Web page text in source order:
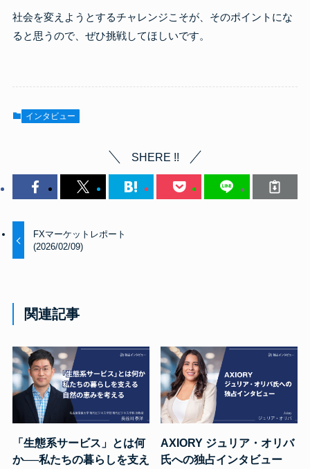
社会を変えようとするチャレンジこそが、そのポイントにな
ると思うので、ぜひ挑戦してほしいです。
インタビュー
SHERE !!
FXマーケットレポート
(2026/02/09)
関連記事
「生態系サービス」とは何
か──私たちの暮らしを支え
AXIORY ジュリア・オリバ
氏への独占インタビュー